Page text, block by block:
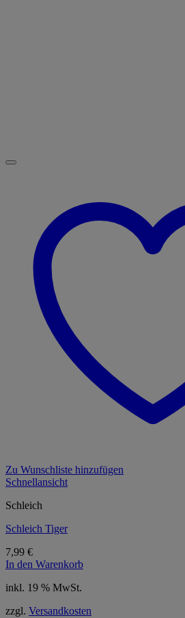
Zu Wunschliste hinzufügen
Schnellansicht
Schleich
Schleich Tiger
7,99 €
In den Warenkorb
inkl. 19 % MwSt.
zzgl. Versandkosten